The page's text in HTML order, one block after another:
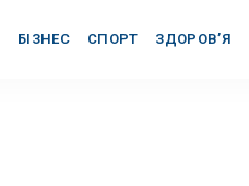
БІЗНЕС СПОРТ ЗДОРОВ’Я